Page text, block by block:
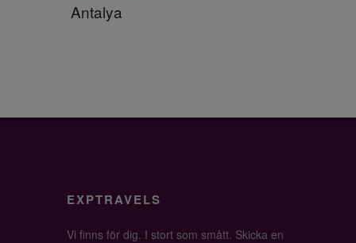
Antalya
EXPTRAVELS
Vi finns för dig. I stort som smått. Skicka en